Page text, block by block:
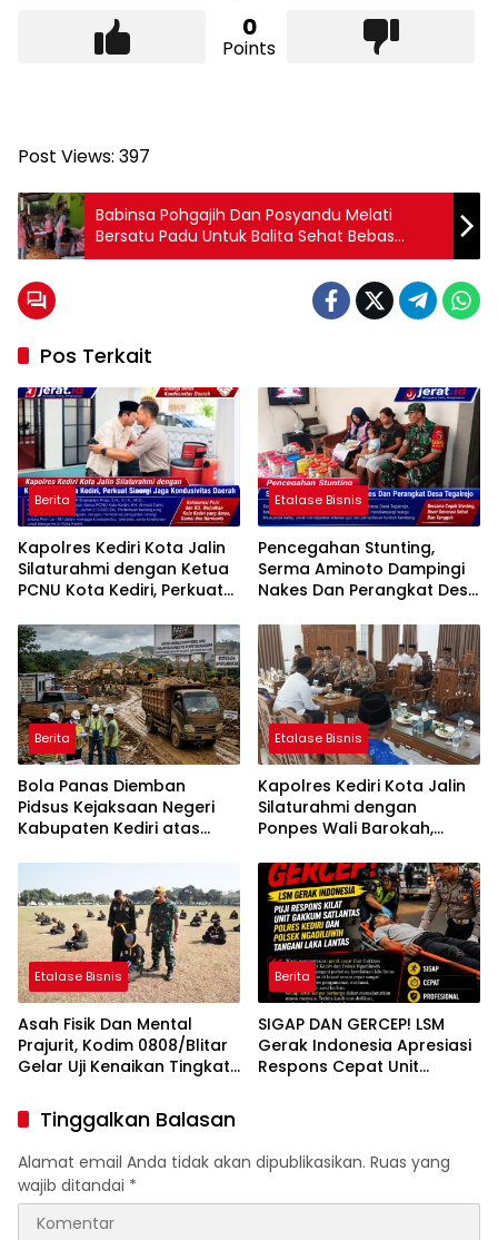
0
Points
Post Views: 397
Babinsa Pohgajih Dan Posyandu Melati
Bersatu Padu Untuk Balita Sehat Bebas
Stunting
Pos Terkait
Berita
Kapolres Kediri Kota Jalin
Silaturahmi dengan Ketua
PCNU Kota Kediri, Perkuat
Daerah
Etalase Bisnis
Pencegahan Stunting,
Serma Aminoto Dampingi
Nakes Dan Perangkat Desa
Berita
Bola Panas Diemban
Pidsus Kejaksaan Negeri
Kabupaten Kediri atas
Penggunaan Material
Ilegal Proyek Tol Kediri
Oleh PT. HASTARI JAYA
SENTOSA
Etalase Bisnis
Kapolres Kediri Kota Jalin
Silaturahmi dengan
Ponpes Wali Barokah,
Ulama
Etalase Bisnis
Asah Fisik Dan Mental
Prajurit, Kodim 0808/Blitar
Gelar Uji Kenaikan Tingkat
Berita
SIGAP DAN GERCEP! LSM
Gerak Indonesia Apresiasi
Respons Cepat Unit
Penanganan Kecelakaan
Lalu Lintas
Tinggalkan Balasan
Alamat email Anda tidak akan dipublikasikan. Ruas yang
wajib ditandai *